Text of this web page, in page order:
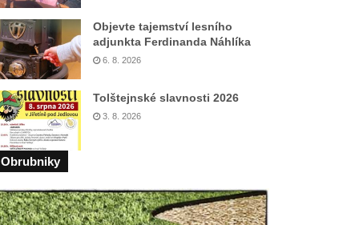
Objevte tajemství lesního
adjunkta Ferdinanda Náhlíka
6. 8. 2026
Tolštejnské slavnosti 2026
3. 8. 2026
Obrubniky